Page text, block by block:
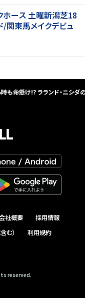
ホース 土曜新潟芝18
関東馬メイクデビュ
も命懸け!? ラランド・ニシダ
社概要
採用情報
む）
利用規約
reserved.